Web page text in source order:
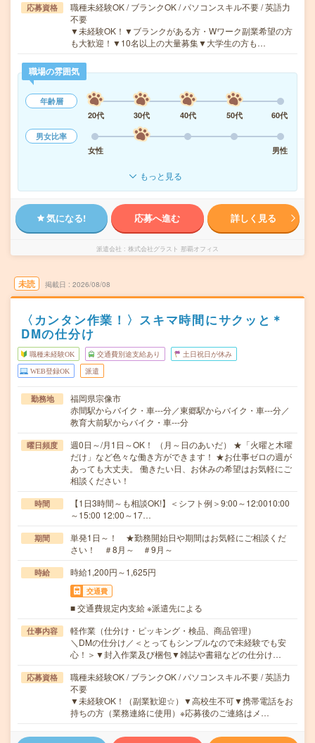
応募資格
職種未経験OK / ブランクOK / パソコンスキル不要 / 英語力
不要
▼未経験OK！▼ブランクがある方・Wワーク副業希望の方
も大歓迎！▼10名以上の大量募集▼大学生の方も…
職場の雰囲気
年齢層
20代
30代 40代 50代
60代
男女比率
女性
男性
もっと見る
気になる! 応募へ進む 詳しく見る
派遣会社 株式会社グラスト 那覇オフィス
未読 掲載日 2026/08/08
〈カンタン作業！〉スキマ時間にサクッと＊
DMの仕分け
職種未経験OK 交通費別途支給あり 土日祝日が休み
WEB登録OK 派遣
勤務地
福岡県宗像市
赤間駅からバイク・車---分／東郷駅からバイク・車---分／
教育大前駅からバイク・車---分
曜日頻度
週0日～/月1日～OK！ （月～日のあいだ） ★「火曜と木曜
だけ」など色々な働き方ができます！ ★お仕事ゼロの週が
あっても大丈夫。 働きたい日、お休みの希望はお気軽にご
相談ください！
時間
【1日3時間～も相談OK!】＜シフト例＞9:00～12:0010:00
～15:00 12:00～17…
期間
単発1日～！ ★勤務開始日や期間はお気軽にご相談くだ
さい！ ＃8月～ ＃9月～
時給 時給1,200円～1,625円
交通費
■ 交通費規定内支給 ※派遣先による
仕事内容
軽作業（仕分け・ピッキング・検品、商品管理）
＼DMの仕分け／＜とってもシンプルなので未経験でも安
心！＞▼封入作業及び梱包▼雑誌や書籍などの仕分け…
応募資格
職種未経験OK / ブランクOK / パソコンスキル不要 / 英語力
不要
▼未経験OK！（副業歓迎☆）▼高校生不可▼携帯電話をお
持ちの方（業務連絡に使用）※応募後のご連絡はメ…